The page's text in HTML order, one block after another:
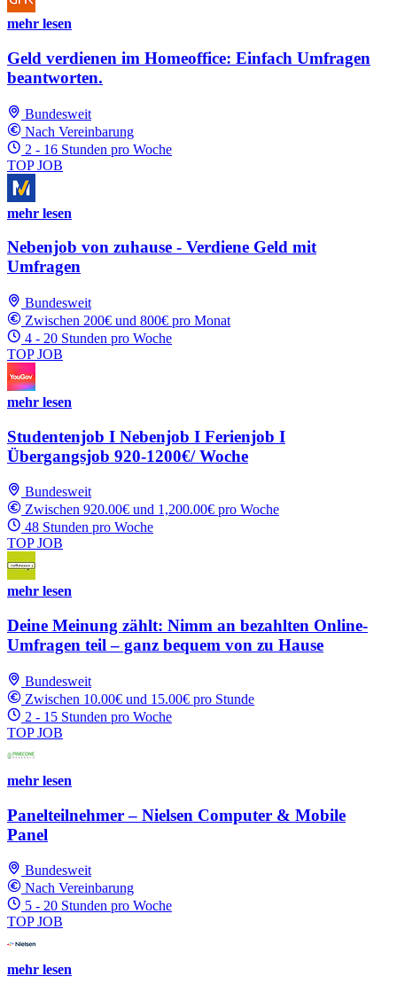
mehr lesen
Geld verdienen im Homeoffice: Einfach Umfragen
beantworten.
Bundesweit
Nach Vereinbarung
2 - 16 Stunden pro Woche
TOP JOB
mehr lesen
Nebenjob von zuhause - Verdiene Geld mit
Umfragen
Bundesweit
Zwischen 200€ und 800€ pro Monat
4 - 20 Stunden pro Woche
TOP JOB
mehr lesen
Studentenjob I Nebenjob I Ferienjob I
Übergangsjob 920-1200€/ Woche
Bundesweit
Zwischen 920.00€ und 1,200.00€ pro Woche
48 Stunden pro Woche
TOP JOB
mehr lesen
Deine Meinung zählt: Nimm an bezahlten Online-
Umfragen teil – ganz bequem von zu Hause
Bundesweit
Zwischen 10.00€ und 15.00€ pro Stunde
2 - 15 Stunden pro Woche
TOP JOB
mehr lesen
Panelteilnehmer – Nielsen Computer & Mobile
Panel
Bundesweit
Nach Vereinbarung
5 - 20 Stunden pro Woche
TOP JOB
mehr lesen